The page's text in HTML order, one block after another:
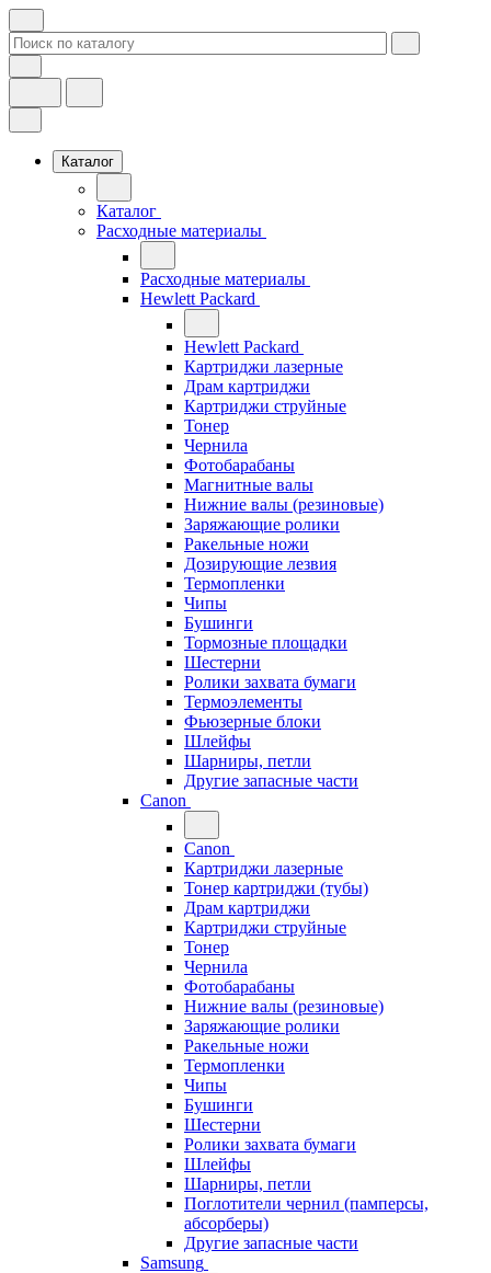
Каталог
Каталог
Расходные материалы
Расходные материалы
Hewlett Packard
Hewlett Packard
Картриджи лазерные
Драм картриджи
Картриджи струйные
Тонер
Чернила
Фотобарабаны
Магнитные валы
Нижние валы (резиновые)
Заряжающие ролики
Ракельные ножи
Дозирующие лезвия
Термопленки
Чипы
Бушинги
Тормозные площадки
Шестерни
Ролики захвата бумаги
Термоэлементы
Фьюзерные блоки
Шлейфы
Шарниры, петли
Другие запасные части
Canon
Canon
Картриджи лазерные
Тонер картриджи (тубы)
Драм картриджи
Картриджи струйные
Тонер
Чернила
Фотобарабаны
Нижние валы (резиновые)
Заряжающие ролики
Ракельные ножи
Термопленки
Чипы
Бушинги
Шестерни
Ролики захвата бумаги
Шлейфы
Шарниры, петли
Поглотители чернил (памперсы,
абсорберы)
Другие запасные части
Samsung